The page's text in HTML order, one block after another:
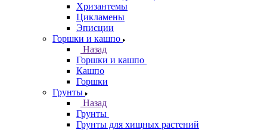
Хризантемы
Цикламены
Эписции
Горшки и кашпо
Назад
Горшки и кашпо
Кашпо
Горшки
Грунты
Назад
Грунты
Грунты для хищных растений